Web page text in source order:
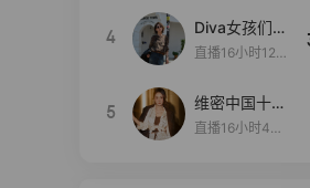
4
Diva女孩们集
合啦~意大利
直播16小时12
5
维密中国十周
年 与你如此
直播16小时48